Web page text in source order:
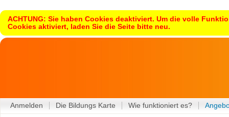
ACHTUNG: Sie haben Cookies deaktiviert. Um die volle
Cookies aktiviert, laden Sie die Seite bitte neu.
Anmelden Die Bildungs Karte Wie funktioniert es?